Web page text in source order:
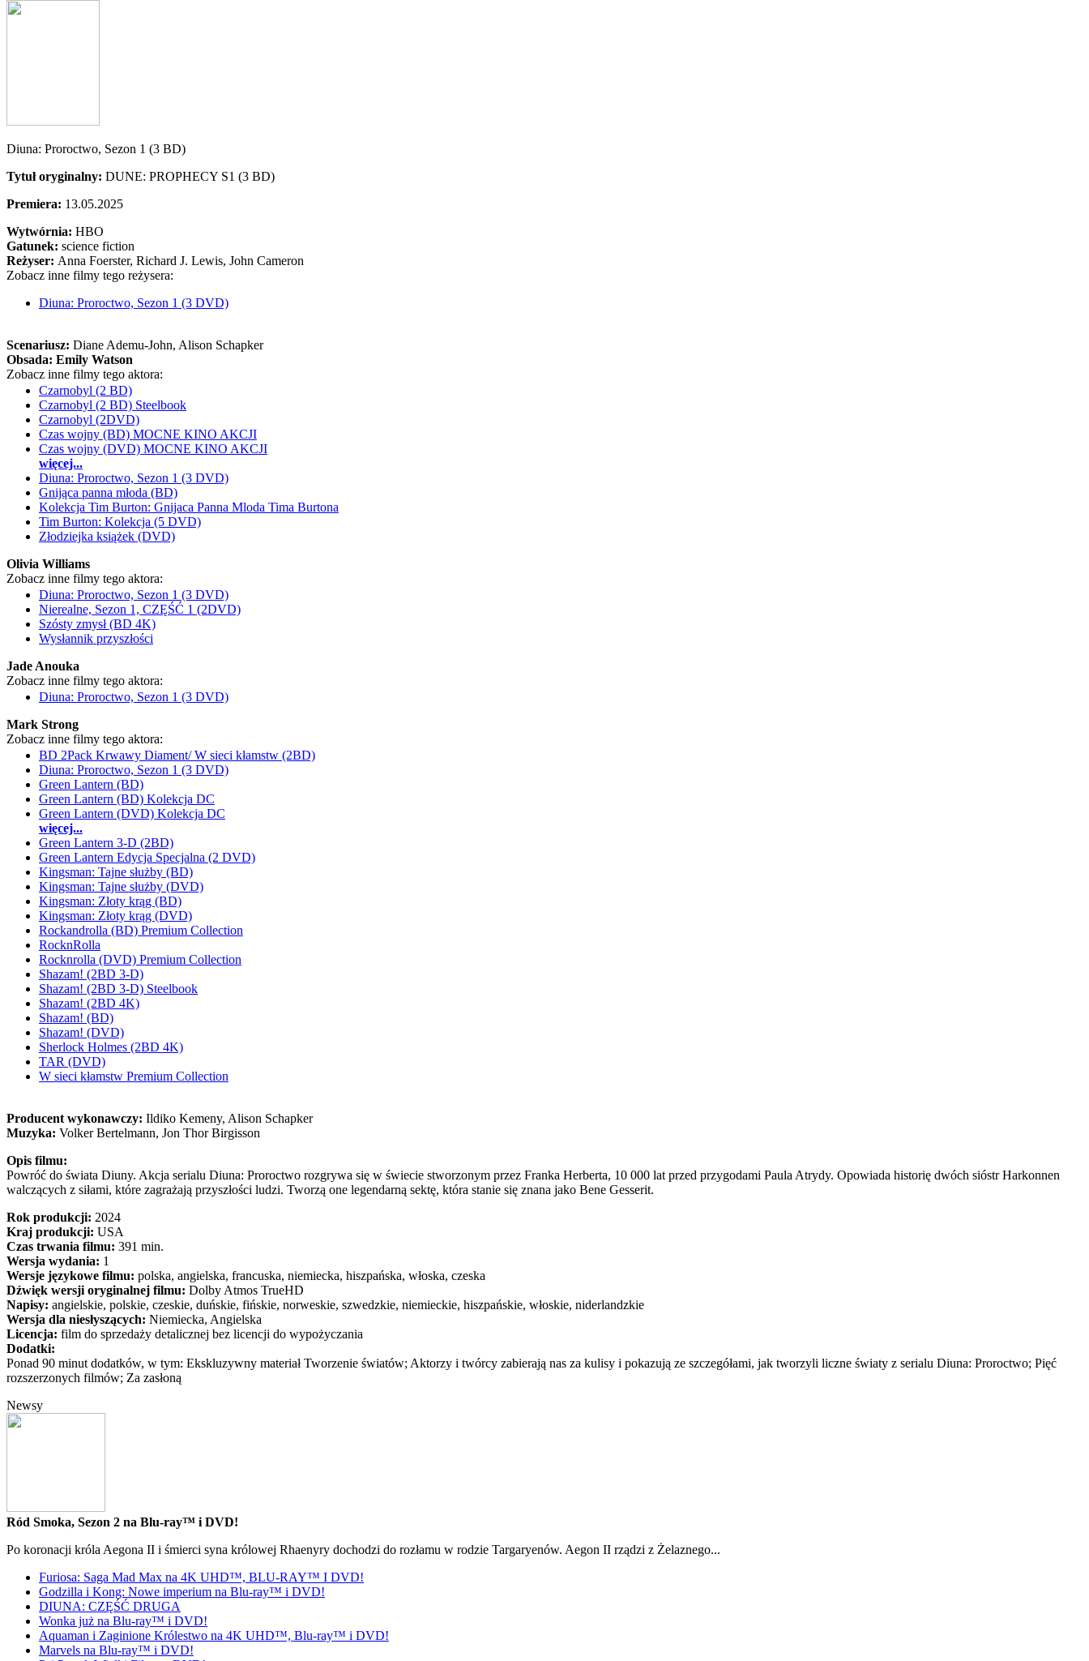
Diuna: Proroctwo, Sezon 1 (3 BD)
Tytuł oryginalny: DUNE: PROPHECY S1 (3 BD)
Premiera: 13.05.2025
Wytwórnia: HBO
Gatunek: science fiction
Reżyser: Anna Foerster, Richard J. Lewis, John Cameron
Zobacz inne filmy tego reżysera:
Diuna: Proroctwo, Sezon 1 (3 DVD)
Scenariusz: Diane Ademu-John, Alison Schapker
Obsada: Emily Watson
Zobacz inne filmy tego aktora:
Czarnobyl (2 BD)
Czarnobyl (2 BD) Steelbook
Czarnobyl (2DVD)
Czas wojny (BD) MOCNE KINO AKCJI
Czas wojny (DVD) MOCNE KINO AKCJI
więcej...
Diuna: Proroctwo, Sezon 1 (3 DVD)
Gnijąca panna młoda (BD)
Kolekcja Tim Burton: Gnijaca Panna Mloda Tima Burtona
Tim Burton: Kolekcja (5 DVD)
Złodziejka książek (DVD)
Olivia Williams
Zobacz inne filmy tego aktora:
Diuna: Proroctwo, Sezon 1 (3 DVD)
Nierealne, Sezon 1, CZĘŚĆ 1 (2DVD)
Szósty zmysł (BD 4K)
Wysłannik przyszłości
Jade Anouka
Zobacz inne filmy tego aktora:
Diuna: Proroctwo, Sezon 1 (3 DVD)
Mark Strong
Zobacz inne filmy tego aktora:
BD 2Pack Krwawy Diament/ W sieci kłamstw (2BD)
Diuna: Proroctwo, Sezon 1 (3 DVD)
Green Lantern (BD)
Green Lantern (BD) Kolekcja DC
Green Lantern (DVD) Kolekcja DC
więcej...
Green Lantern 3-D (2BD)
Green Lantern Edycja Specjalna (2 DVD)
Kingsman: Tajne służby (BD)
Kingsman: Tajne służby (DVD)
Kingsman: Złoty krąg (BD)
Kingsman: Złoty krąg (DVD)
Rockandrolla (BD) Premium Collection
RocknRolla
Rocknrolla (DVD) Premium Collection
Shazam! (2BD 3-D)
Shazam! (2BD 3-D) Steelbook
Shazam! (2BD 4K)
Shazam! (BD)
Shazam! (DVD)
Sherlock Holmes (2BD 4K)
TAR (DVD)
W sieci kłamstw Premium Collection
Producent wykonawczy: Ildiko Kemeny, Alison Schapker
Muzyka: Volker Bertelmann, Jon Thor Birgisson
Opis filmu:
Powróć do świata Diuny. Akcja serialu Diuna: Proroctwo rozgrywa się w świecie stworzonym przez Franka Herberta, 10 000 lat przed przygodami Paula Atrydy. Opowiada historię dwóch sióstr Harkonnen
walczących z siłami, które zagrażają przyszłości ludzi. Tworzą one legendarną sektę, która stanie się znana jako Bene Gesserit.
Rok produkcji: 2024
Kraj produkcji: USA
Czas trwania filmu: 391 min.
Wersja wydania: 1
Wersje językowe filmu: polska, angielska, francuska, niemiecka, hiszpańska, włoska, czeska
Dźwięk wersji oryginalnej filmu: Dolby Atmos TrueHD
Napisy: angielskie, polskie, czeskie, duńskie, fińskie, norweskie, szwedzkie, niemieckie, hiszpańskie, włoskie, niderlandzkie
Wersja dla niesłyszących: Niemiecka, Angielska
Licencja: film do sprzedaży detalicznej bez licencji do wypożyczania
Dodatki:
Ponad 90 minut dodatków, w tym: Ekskluzywny materiał Tworzenie światów; Aktorzy i twórcy zabierają nas za kulisy i pokazują ze szczegółami, jak tworzyli liczne światy z serialu Diuna: Proroctwo; Pięć
rozszerzonych filmów; Za zasłoną
Newsy
Ród Smoka, Sezon 2 na Blu-ray™ i DVD!
Po koronacji króla Aegona II i śmierci syna królowej Rhaenyry dochodzi do rozłamu w rodzie Targaryenów. Aegon II rządzi z Żelaznego...
Furiosa: Saga Mad Max na 4K UHD™, BLU-RAY™ I DVD!
Godzilla i Kong: Nowe imperium na Blu-ray™ i DVD!
DIUNA: CZĘŚĆ DRUGA
Wonka już na Blu-ray™ i DVD!
Aquaman i Zaginione Królestwo na 4K UHD™, Blu-ray™ i DVD!
Marvels na Blu-ray™ i DVD!